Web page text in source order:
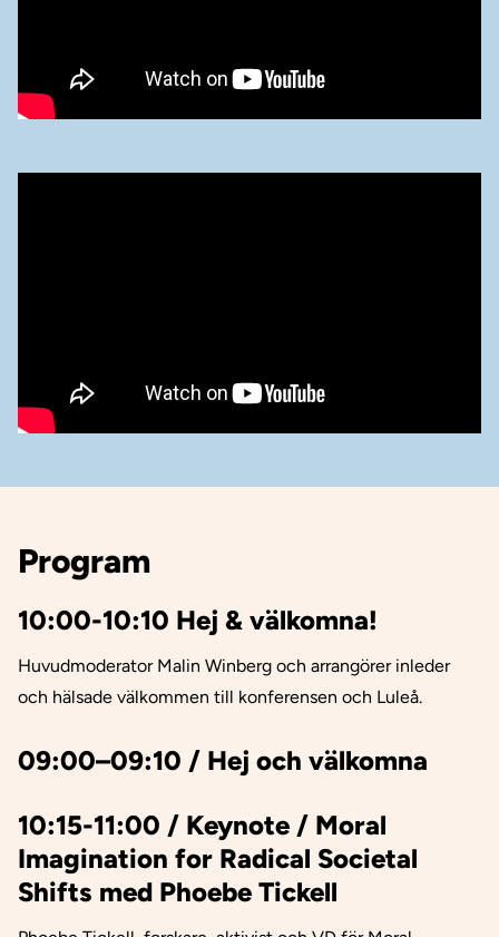
Program
10:00-10:10 Hej & välkomna!
Huvudmoderator Malin Winberg och arrangörer inleder
och hälsade välkommen till konferensen och Luleå.
09:00–09:10 / Hej och välkomna
10:15-11:00 / Keynote / Moral
Imagination for Radical Societal
Shifts med Phoebe Tickell